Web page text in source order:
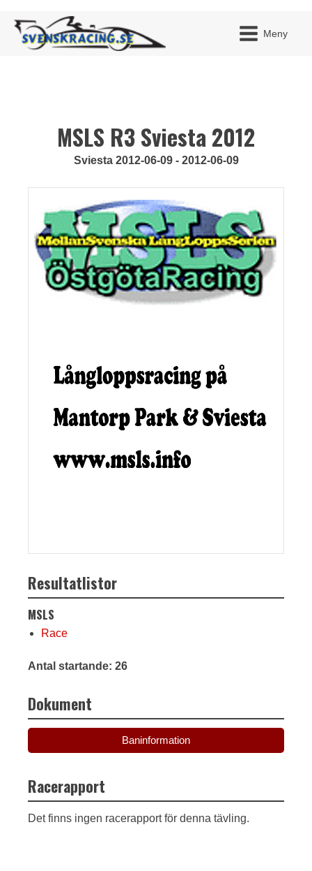
Meny
MSLS R3 Sviesta 2012
Sviesta 2012-06-09 - 2012-06-09
Resultatlistor
MSLS
Race
Antal startande: 26
Dokument
Baninformation
Racerapport
Det finns ingen racerapport för denna tävling.